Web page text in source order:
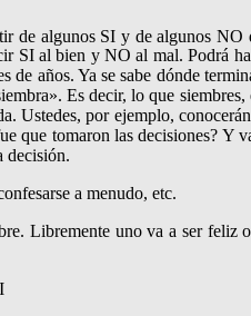
de algunos SI y de algunos NO
SI al bien y NO al mal. Podrá
años. Ya se sabe dónde
Es decir, lo que
por ejemplo,
que toma­ron las decisiones?
decisión.
a menudo, etc.
Libremente uno va a ser